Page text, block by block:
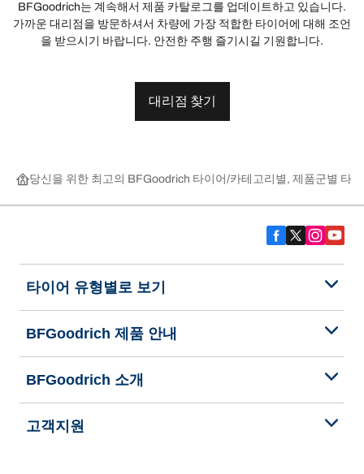
BFGoodrich는 계속해서 제품 카탈로그를 업데이트하고 있습니다.
가까운 대리점을 방문하셔서 차량에 가장 적합한 타이어에 대해 조언
을 받으시기 바랍니다. 안전한 주행 즐기시길 기원합니다.
대리점 찾기
당신을 위한 최고의 BFGoodrich 타이어 카테고리별, 제품군별 타
타이어 유형별로 보기
BFGoodrich 제품 안내
BFGoodrich 소개
고객지원